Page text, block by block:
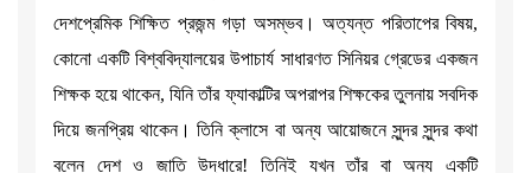
দেশপ্রেমিক শিক্ষিত প্রজন্ম গড়া অসম্ভব। অত্যন্ত পরিতাপের বিষয়,
কোনো একটি বিশ্ববিদ্যালয়ের উপাচার্য সাধারণত সিনিয়র গ্রেডের একজন
শিক্ষক হয়ে থাকেন, যিনি তাঁর ফ্যাকাল্টির অপরাপর শিক্ষকের তুলনায় সবদিক
দিয়ে জনপ্রিয় থাকেন। তিনি ক্লাসে বা অন্য আয়োজনে সুন্দর সুন্দর কথা
বলেন দেশ ও জাতি উদ্ধারে! তিনিই যখন তাঁর বা অন্য একটি